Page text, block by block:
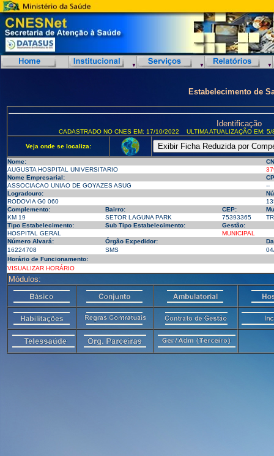
Estabelecimento de
Identificação
CADASTRADO NO CNES EM: 17/10/2022 ULTIMA ATUALIZAÇÃO EM:
Veja onde se localiza:
Nome:
AUGUSTA HOSPITAL UNIVERSITARIO
Nome Empresarial:
ASSOCIACAO UNIAO DE GOYAZES ASUG
--
Logradouro:
RODOVIA G0 060
Complemento:
Bairro: CEP:
KM 19
SETOR LAGUNA PARK 75393365
Tipo Estabelecimento:
Sub Tipo Estabelecimento:
Gestão:
HOSPITAL GERAL
MUNICIPAL
Número Alvará:
Órgão Expedidor:
16224708
SMS
Horário de Funcionamento:
VISUALIZAR HORÁRIO
Módulos: